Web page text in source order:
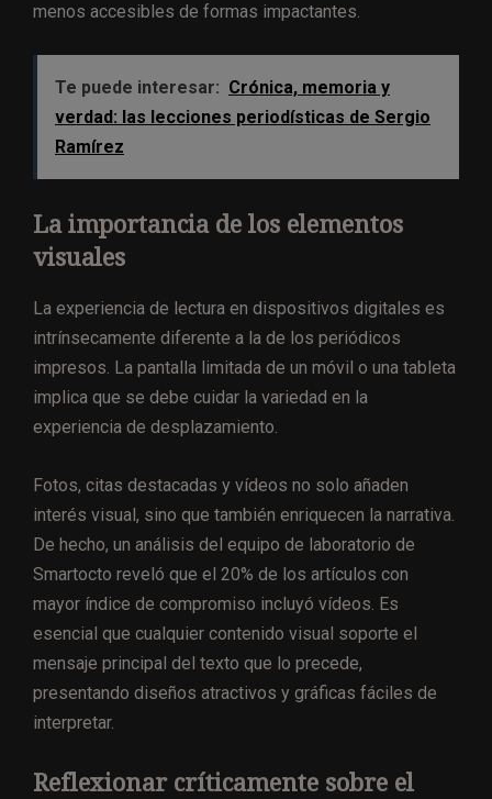
menos accesibles de formas impactantes.
Te puede interesar: Crónica, memoria y
verdad: las lecciones periodísticas de Sergio
Ramírez
La importancia de los elementos
visuales
La experiencia de lectura en dispositivos digitales es
intrínsecamente diferente a la de los periódicos
impresos. La pantalla limitada de un móvil o una tableta
implica que se debe cuidar la variedad en la
experiencia de desplazamiento.
Fotos, citas destacadas y vídeos no solo añaden
interés visual, sino que también enriquecen la narrativa.
De hecho, un análisis del equipo de laboratorio de
Smartocto reveló que el 20% de los artículos con
mayor índice de compromiso incluyó vídeos. Es
esencial que cualquier contenido visual soporte el
mensaje principal del texto que lo precede,
presentando diseños atractivos y gráficas fáciles de
interpretar.
Reflexionar críticamente sobre el